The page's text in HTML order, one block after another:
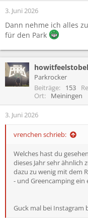
3. Juni 2026
Dann nehme ich alles
für den Park
Parkrocker
Beiträge
153
Ort
Meiningen
3. Juni 2026
vrenchen schrieb:
Welches hast du
dieses Jahr sehr ähnlich
dazu zu wenig mit dem
- und Greencamping ein
Guck mal bei Instagram